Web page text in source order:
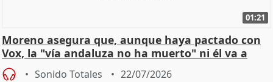
01:21
Moreno asegura que, aunque haya pactado con
Vox, la "vía andaluza no ha muerto" ni él va a
"cambiar"
Sonido Totales 22/07/2026